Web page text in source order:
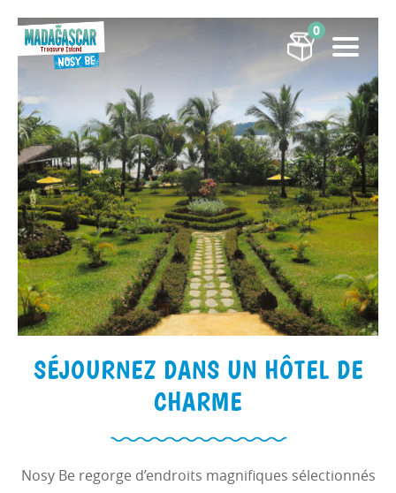
0
SÉJOURNEZ DANS UN HÔTEL DE
CHARME
Nosy Be regorge d’endroits magnifiques sélectionnés